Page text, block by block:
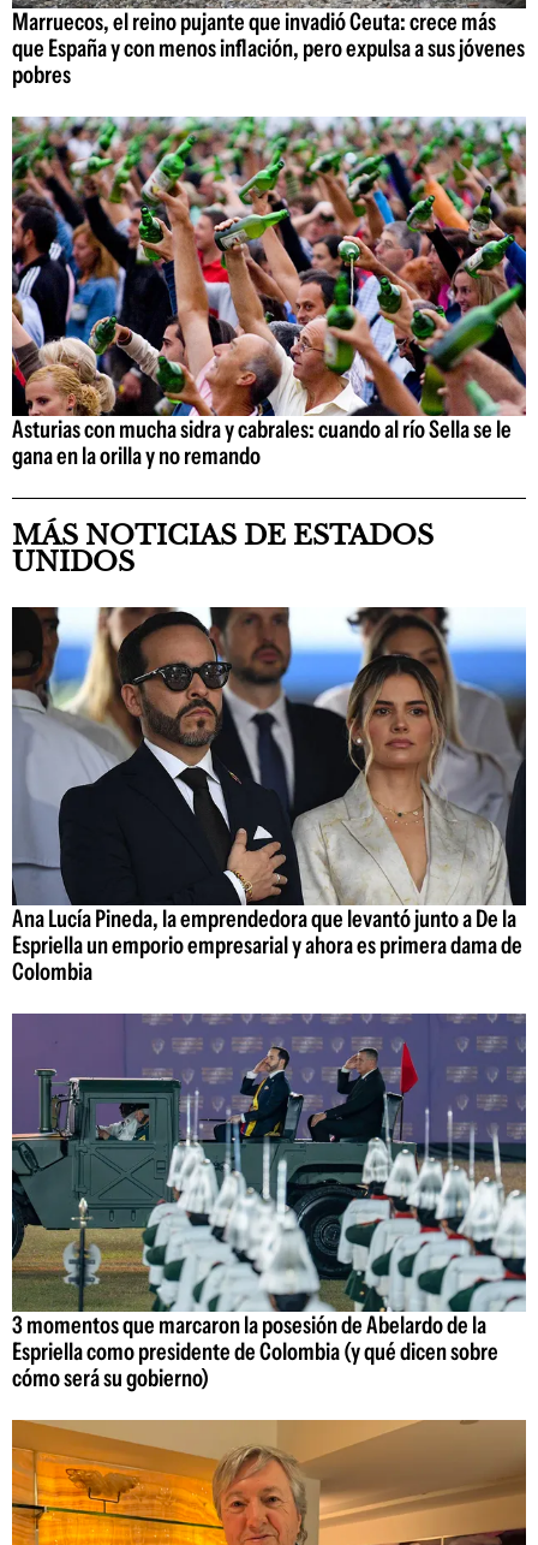
Marruecos, el reino pujante que invadió Ceuta: crece más
que España y con menos inflación, pero expulsa a sus jóvenes
pobres
Asturias con mucha sidra y cabrales: cuando al río Sella se le
gana en la orilla y no remando
MÁS NOTICIAS DE ESTADOS
UNIDOS
Ana Lucía Pineda, la emprendedora que levantó junto a De la
Espriella un emporio empresarial y ahora es primera dama de
Colombia
3 momentos que marcaron la posesión de Abelardo de la
Espriella como presidente de Colombia (y qué dicen sobre
cómo será su gobierno)